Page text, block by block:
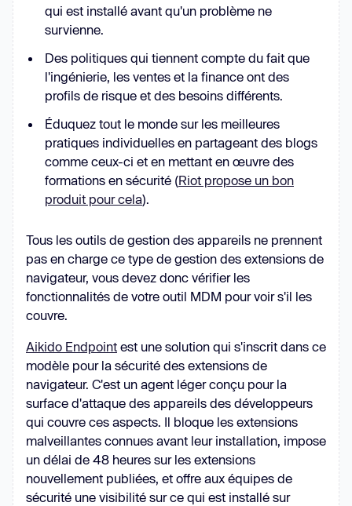
qui est installé avant qu'un problème ne
survienne.
Des politiques qui tiennent compte du fait que
l'ingénierie, les ventes et la finance ont des
profils de risque et des besoins différents.
Éduquez tout le monde sur les meilleures
pratiques individuelles en partageant des blogs
comme ceux-ci et en mettant en œuvre des
formations en sécurité (Riot propose un bon
produit pour cela).
Tous les outils de gestion des appareils ne prennent
pas en charge ce type de gestion des extensions de
navigateur, vous devez donc vérifier les
fonctionnalités de votre outil MDM pour voir s'il les
couvre.
Aikido Endpoint est une solution qui s'inscrit dans ce
modèle pour la sécurité des extensions de
navigateur. C'est un agent léger conçu pour la
surface d'attaque des appareils des développeurs
qui couvre ces aspects. Il bloque les extensions
malveillantes connues avant leur installation, impose
un délai de 48 heures sur les extensions
nouvellement publiées, et offre aux équipes de
sécurité une visibilité sur ce qui est installé sur